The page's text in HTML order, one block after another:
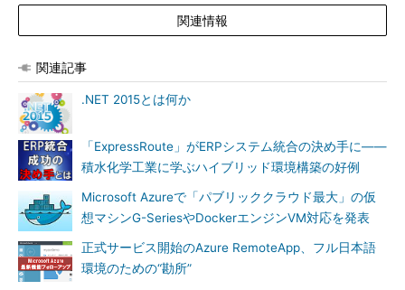
クラウドとオープンソース対応の.NET 2015でモダンWeb
を実現
このように優れた点が多いMicrosoft Azureをアプリケーショ
ン開発で最大限に活用できるように、マイクロソフトはASP.NET
5、.NET Core 5、.NET Compiler Platform（開発コード
名“Roslyn”）などの最新技術で構成される「モダンWeb」（オー
プンWeb）を2014年11月に発表した。
関連情報
関連記事
.NET 2015とは何か
「ExpressRoute」がERPシステム統合の決め手に――
積水化学工業に学ぶハイブリッド環境構築の好例
Microsoft Azureで「パブリッククラウド最大」の仮
想マシンG-SeriesやDockerエンジンVM対応を発表
正式サービス開始のAzure RemoteApp、フル日本語
環境のための“勘所”